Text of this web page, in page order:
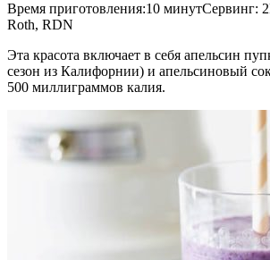
Время приготовления:10 минутСервинг:
Roth, RDN
Эта красота включает в себя апельсин
сезон из Калифорнии) и апельсиновый
500 миллиграммов калия.